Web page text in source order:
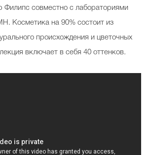
Филипс совместно с лабораториями
Косметика на 90% состоит из
происхождения и цветочных
включает в себя 40 оттенков.